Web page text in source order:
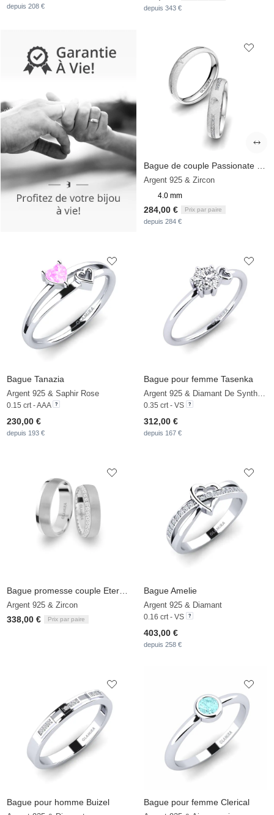
depuis 208 € depuis 343 €
Argent 925 & Zircon
4.0 mm
284,00 € Prix par paire
depuis 284 €
Bague Tanazia
Argent 925 & Saphir Rose
0.15 crt - AAA
230,00 €
depuis 193 €
Bague pour femme Tasenka
Argent 925 & Diamant De Synthèse
0.35 crt - VS
312,00 €
depuis 167 €
Argent 925 & Zircon
338,00 € Prix par paire
Bague Amelie
Argent 925 & Diamant
0.16 crt - VS
403,00 €
depuis 258 €
Bague pour homme Buizel Bague pour femme Clerical